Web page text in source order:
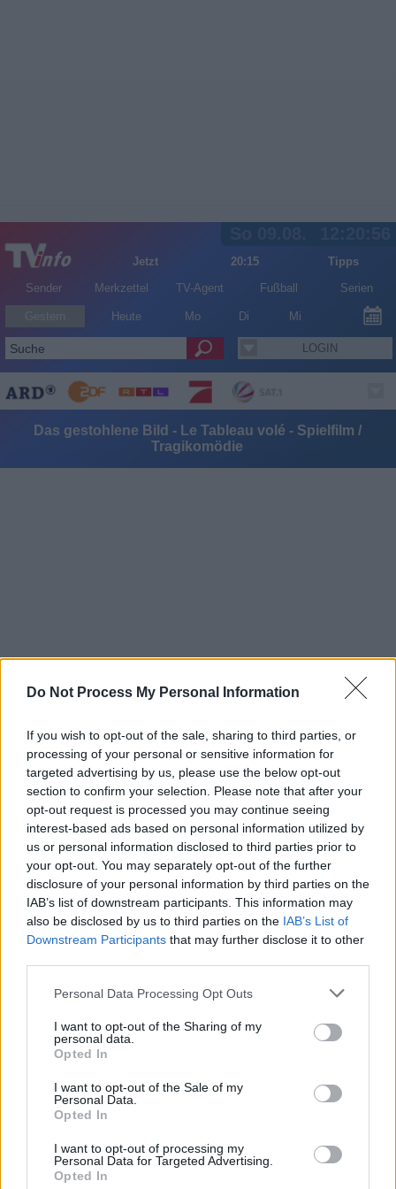
Do Not Process My Personal Information
If you wish to opt-out of the sale, sharing to third parties, or
processing of your personal or sensitive information for
targeted advertising by us, please use the below opt-out
section to confirm your selection. Please note that after your
opt-out request is processed you may continue seeing
interest-based ads based on personal information utilized by
us or personal information disclosed to third parties prior to
your opt-out. You may separately opt-out of the further
disclosure of your personal information by third parties on the
IAB’s list of downstream participants. This information may
also be disclosed by us to third parties on the IAB’s List of
Downstream Participants that may further disclose it to other
Personal Data Processing Opt Outs
I want to opt-out of the Sharing of my
personal data.
Opted In
I want to opt-out of the Sale of my
Personal Data.
Opted In
I want to opt-out of processing my
Personal Data for Targeted Advertising.
Opted In
Jetzt 20:15
Tipps
Sender
Merkzettel TV-Agent Fußball Serien
Heute Mo Di Mi
LOGIN
Das gestohlene Bild - Le Tableau volé - Spielfilm /
Tragikomödie
Das gestohlene Bild (Le Tableau volé)
Frankreich,2023
Tragikomödie
Übersicht
Auktionator André Masson erhält einen Hinweis zu einem verschollenen